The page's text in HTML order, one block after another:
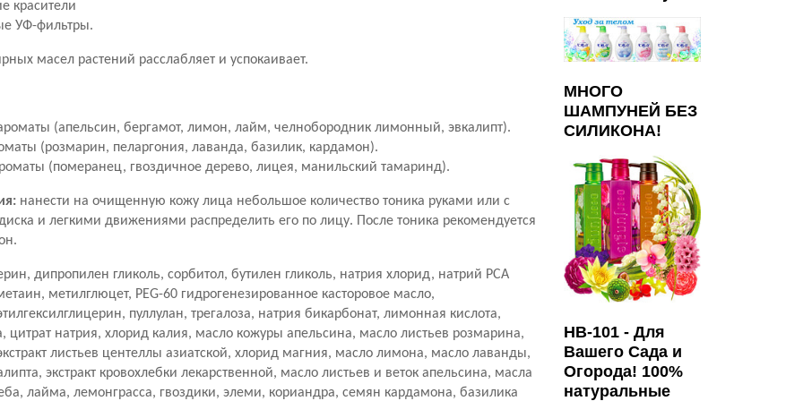
красители
УФ-фильтры.
масел растений расслабляет и успокаивает.
(апельсин, бергамот, лимон, лайм, челнобородник лимонный, эвкалипт).
(розмарин, пеларгония, лаванда, базилик, кардамон).
(померанец, гвоздичное дерево, лицея, манильский тамаринд).
нанести на очищенную кожу лица небольшое количество тоника руками или с
и легкими движениями распределить его по лицу. После тоника рекомендуется
дипропилен гликоль, сорбитол, бутилен гликоль, натрия хлорид, натрий PCA
метилглюцет, PEG-60 гидрогенезированное касторовое масло,
пуллулан, трегалоза, натрия бикарбонат, лимонная кислота,
цитрат натрия, хлорид калия, масло кожуры апельсина, масло листьев розмарина,
листьев центеллы азиатской, хлорид магния, масло лимона, масло лаванды,
экстракт кровохлебки лекарственной, масло листьев и веток апельсина, масла
лайма, лемонграсса, гвоздики, элеми, кориандра, семян кардамона, базилика
МНОГО
ШАМПУНЕЙ БЕЗ
СИЛИКОНА!
HB-101 - Для
Вашего Сада и
Огорода! 100%
натуральные